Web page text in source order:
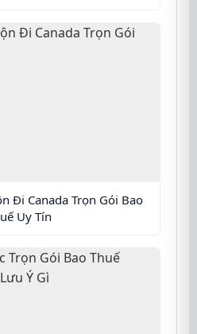
Đi Canada Trọn Gói Bao
Uy Tín